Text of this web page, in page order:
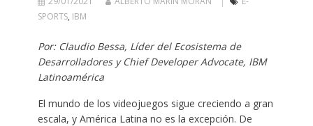
SPORTS, IBM
Por: Claudio Bessa, Líder del Ecosistema de
Desarrolladores y Chief Developer Advocate, IBM
Latinoamérica
El mundo de los videojuegos sigue creciendo a gran
escala, y América Latina no es la excepción. De